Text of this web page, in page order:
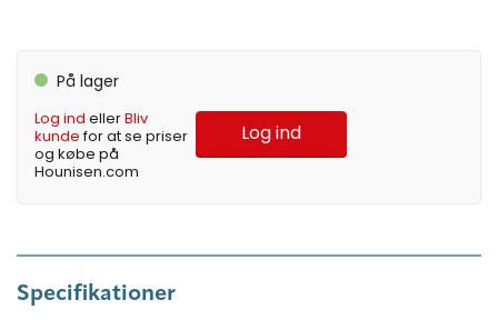
På lager
Log ind ellerBliv
kundefor at se priser
og købe på
Hounisen.com
Log ind
Specifikationer